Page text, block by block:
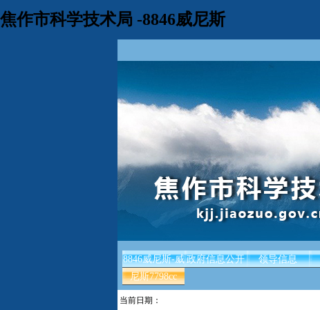
焦作市科学技术局 -8846威尼斯
8846威尼斯-威
尼斯7798cc
政府信息公开 领导信息
当前日期：